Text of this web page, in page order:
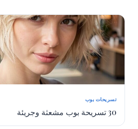
تسريحات بوب
30 تسريحة بوب مشعثة وجريئة